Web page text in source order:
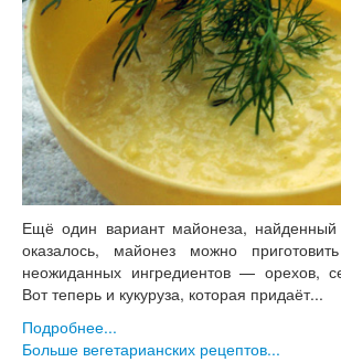
Ещё один вариант майонеза, найденный
оказалось, майонез можно
неожиданных ингредиентов — орехов,
Вот теперь и кукуруза, которая придаёт...
Подробнее...
Больше вегетарианских рецептов...